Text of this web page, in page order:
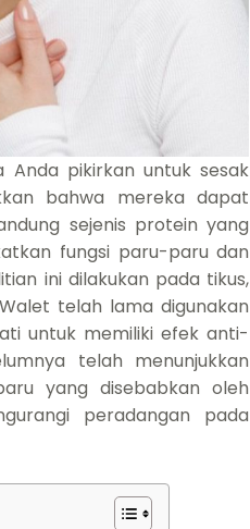
pikirkan untuk sesak
bahwa mereka dapat
sejenis protein yang
fungsi paru-paru dan
ini dilakukan pada tikus,
telah lama digunakan
untuk memiliki efek anti-
telah menunjukkan
yang disebabkan oleh
peradangan pada